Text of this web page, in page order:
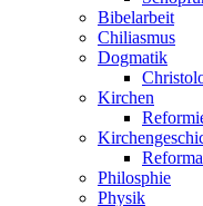
Bibelarbeit
Chiliasmus
Dogmatik
Kirchen
Philosphie
Physik